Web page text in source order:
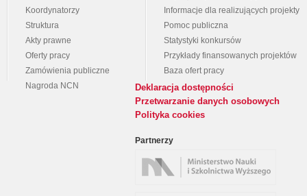
Koordynatorzy
Struktura
Akty prawne
Oferty pracy
Zamówienia publiczne
Nagroda NCN
Informacje dla realizujących projekty
Pomoc publiczna
Statystyki konkursów
Przykłady finansowanych projektów
Baza ofert pracy
Deklaracja dostępności
Przetwarzanie danych osobowych
Polityka cookies
Partnerzy